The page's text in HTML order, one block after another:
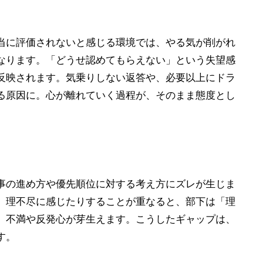
評価されないと感じる環境では、やる気が削がれ
ります。「どうせ認めてもらえない」という失望感
されます。気乗りしない返答や、必要以上にドラ
因に。心が離れていく過程が、そのまま態度とし
進め方や優先順位に対する考え方にズレが生じま
不尽に感じたりすることが重なると、部下は「理
満や反発心が芽生えます。こうしたギャップは、